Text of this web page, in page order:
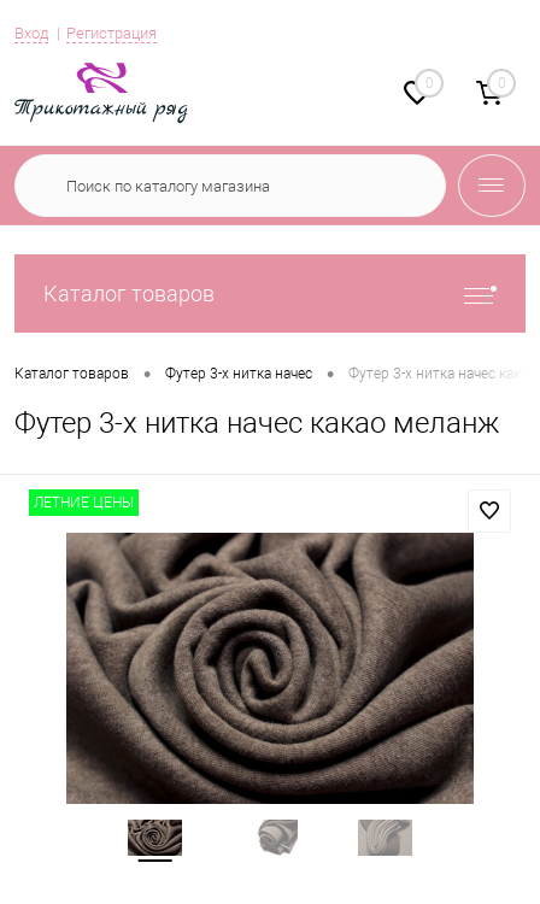
Вход Регистрация
0 0
Каталог товаров
Каталог товаров • Футер 3-х нитка начес • Футер 3-х нитка начес
Футер 3-х нитка начес какао меланж
ЛЕТНИЕ ЦЕНЫ